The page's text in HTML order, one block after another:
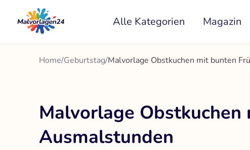
Inhalt
springen
Alle Kategorien Magazin
Home/Geburtstag/Malvorlage Obstkuchen mit bunten
Malvorlage
Ausmalstunden